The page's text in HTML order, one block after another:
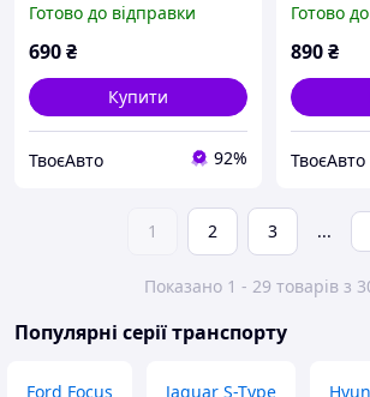
Готово до відправки
690₴
Купити
ТвоєАвто 92%
Готово
890₴
ТвоєАвто
1 2 3 ...
Показано 1 - 29 товарів з
Популярні серії транспорту
Ford Focus Jaguar S-Type